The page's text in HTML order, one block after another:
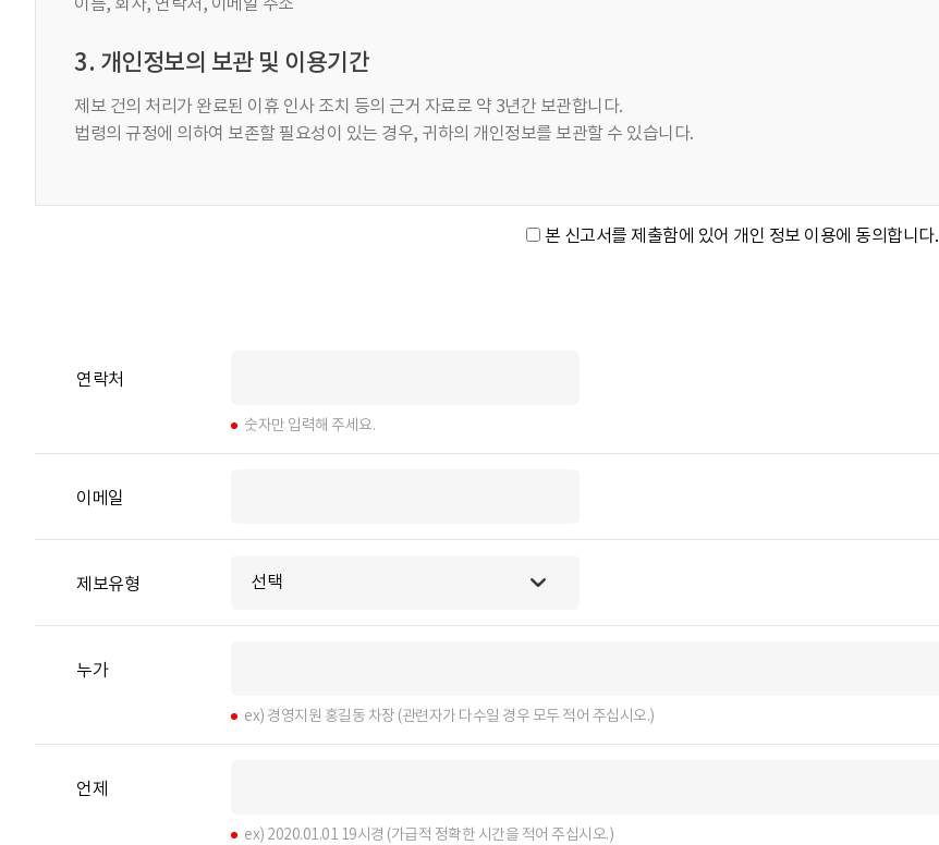
이름, 회사, 연락처, 이메일 주소
3. 개인정보의 보관 및 이용기간
제보 건의 처리가 완료된 이휴 인사 조치 등의 근거 자료로 약 3년간 보관합니다.
법령의 규정에 의하여 보존할 필요성이 있는 경우, 귀하의 개인정보를 보관할 수 있습니다.
본 신고서를 제출함에 있어 개인 정보 이용에 동의합니다.
연락처
숫자만 입력해 주세요.
이메일
제보유형
누가
ex) 경영지원 홍길동 차장 (관련자가 다수일 경우 모두 적어 주십시오.)
언제
ex) 2020.01.01 19시경 (가급적 정확한 시간을 적어 주십시오.)